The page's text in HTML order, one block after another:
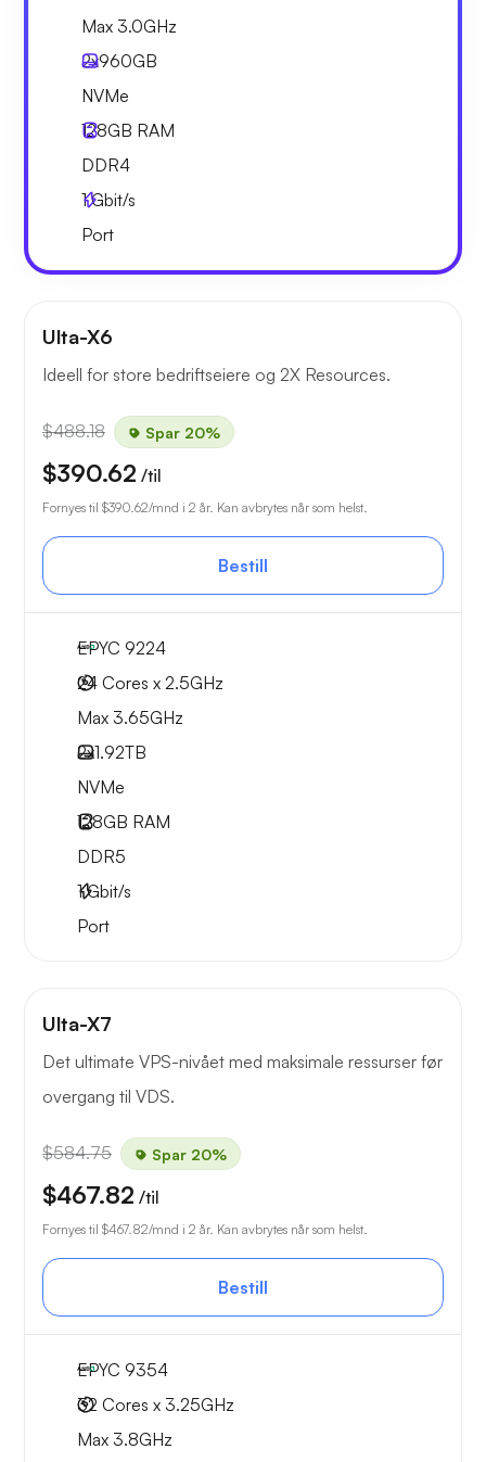
Max 3.0GHz
2x960GB
NVMe
128GB RAM
DDR4
1Gbit/s
Port
Ulta-X6
Ideell for store bedriftseiere og 2X Resources.
$488.18 Spar 20%
$390.62 /til
Fornyes til $390.62/mnd i 2 år. Kan avbrytes når som helst.
Bestill
EPYC 9224
24 Cores x 2.5GHz
Max 3.65GHz
2x1.92TB
NVMe
128GB RAM
DDR5
1Gbit/s
Port
Ulta-X7
Det ultimate VPS-nivået med maksimale ressurser før
overgang til VDS.
$584.75 Spar 20%
$467.82 /til
Fornyes til $467.82/mnd i 2 år. Kan avbrytes når som helst.
Bestill
EPYC 9354
32 Cores x 3.25GHz
Max 3.8GHz